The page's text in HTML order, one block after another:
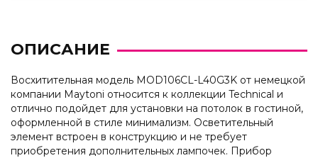
ОПИСАНИЕ
Восхитительная модель MOD106CL-L40G3K от немецкой
компании Maytoni относится к коллекции Technical и
отлично подойдет для установки на потолок в гостиной,
оформленной в стиле минимализм. Осветительный
элемент встроен в конструкцию и не требует
приобретения дополнительных лампочек. Прибор